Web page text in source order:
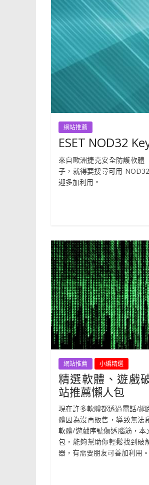
網站推薦
ESET NOD32
來自歐洲捷克安全防護軟體
子，就得要搜尋可用
迎多加利用。
網站推薦 小編精選
精選軟體、遊戲
站推薦懶人包
現在許多軟體都透過電話/
體因為沒再販售，導致無法
軟體/遊戲序號傷透腦筋，
包，能夠幫助你輕鬆找到破
器，有需要朋友可善加利用。